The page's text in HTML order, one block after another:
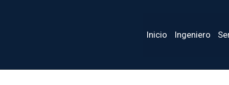
Inicio Ingeniero